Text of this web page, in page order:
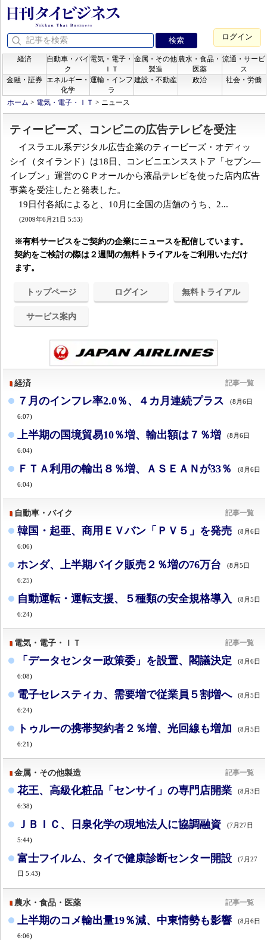
ログイン
経済
自動車・バイ
ク
電気・電子・
ＩＴ
金属・その他
製造
農水・食品・
医薬
流通・サービ
ス
金融・証券
エネルギー・
化学
運輸・インフ
ラ
建設・不動産 政治 社会・労働
ホーム > 電気・電子・ＩＴ > ニュース
ティービーズ、コンビニの広告テレビを受注
イスラエル系デジタル広告企業のティービーズ・オディッ
シイ（タイランド）は18日、コンビニエンスストア「セブン―
イレブン」運営のＣＰオールから液晶テレビを使った店内広告
事業を受注したと発表した。
19日付各紙によると、10月に全国の店舗のうち、2...
(2009年6月21日 5:53)
※有料サービスをご契約の企業にニュースを配信しています。
契約をご検討の際は２週間の無料トライアルをご利用いただけ
ます。
トップページ ログイン 無料トライアル
サービス案内
経済 記事一覧
７月のインフレ率2.0％、４カ月連続プラス (8月6日
6:07)
上半期の国境貿易10％増、輸出額は７％増 (8月6日
6:04)
ＦＴＡ利用の輸出８％増、ＡＳＥＡＮが33％ (8月6日
6:04)
自動車・バイク 記事一覧
韓国・起亜、商用ＥＶバン「ＰＶ５」を発売 (8月6日
6:06)
ホンダ、上半期バイク販売２％増の76万台 (8月5日
6:25)
自動運転・運転支援、５種類の安全規格導入 (8月5日
6:24)
電気・電子・ＩＴ 記事一覧
「データセンター政策委」を設置、閣議決定 (8月6日
6:08)
電子セレスティカ、需要増で従業員５割増へ (8月5日
6:24)
トゥルーの携帯契約者２％増、光回線も増加 (8月5日
6:21)
金属・その他製造 記事一覧
花王、高級化粧品「センサイ」の専門店開業 (8月3日
6:38)
ＪＢＩＣ、日泉化学の現地法人に協調融資 (7月27日
5:44)
富士フイルム、タイで健康診断センター開設
(7月27
日 5:43)
農水・食品・医薬 記事一覧
上半期のコメ輸出量19％減、中東情勢も影響 (8月6日
6:06)